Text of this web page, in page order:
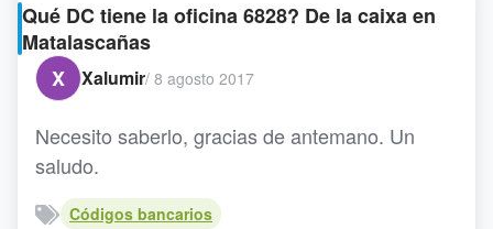
Qué DC tiene la oficina 6828? De la caixa en
Matalascañas
X
Xalumir/ 8 agosto 2017
Necesito saberlo, gracias de antemano. Un
saludo.
Códigos bancarios